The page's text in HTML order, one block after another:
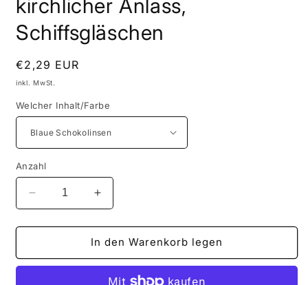
kirchlicher Anlass,
Schiffsgläschen
Normaler
Preis
€2,29 EUR
inkl. MwSt.
Welcher Inhalt/Farbe
Anzahl
Verringere
die
Menge
Segelboot
Erhöhe
die
Menge
für
Segelboot
In den Warenkorb legen